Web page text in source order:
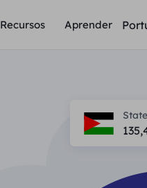
Recursos Aprender